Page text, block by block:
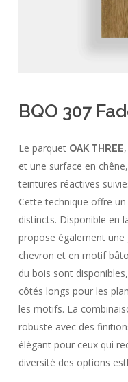
BQO 307
Le parquet OAK THREE
et une surface en
teintures réactives
Cette technique offre
distincts. Disponible en
propose également
chevron et en motif
du bois sont
côtés longs pour les
les motifs. La
robuste avec des
élégant pour ceux qui
diversité des options